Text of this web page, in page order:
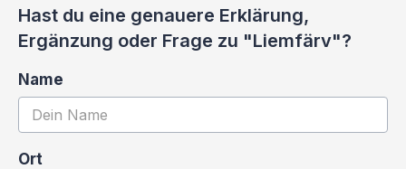
Hast du eine genauere Erklärung,
Ergänzung oder Frage zu "Liemfärv"?
Name
Ort